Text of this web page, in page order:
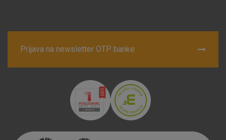
Prijava na newsletter OTP banke